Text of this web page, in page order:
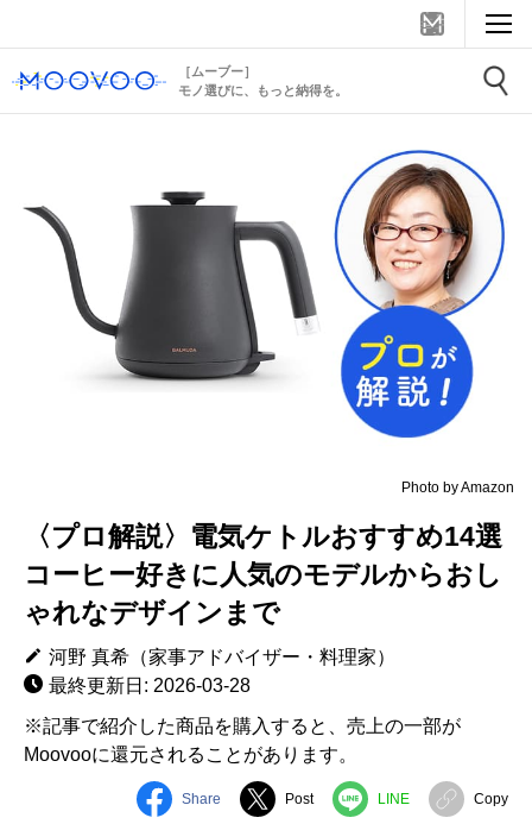
［ムーブー］
モノ選びに、もっと納得を。
Photo by Amazon
〈プロ解説〉電気ケトルおすすめ14選
コーヒー好きに人気のモデルからおし
ゃれなデザインまで
河野 真希（家事アドバイザー・料理家）
最終更新日: 2026-03-28
※記事で紹介した商品を購入すると、売上の一部が
Moovooに還元されることがあります。
Share Post LINE Copy